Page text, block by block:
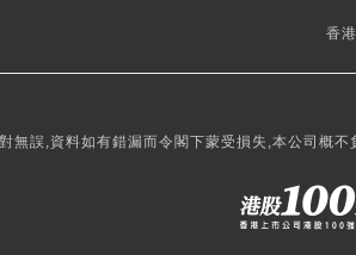
香
誤,資料如有錯漏而令閣下蒙受損失,本公司概不